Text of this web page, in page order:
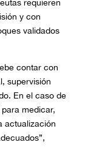
requieren
y con
validados
contar con
supervisión
En el caso de
medicar,
actualización